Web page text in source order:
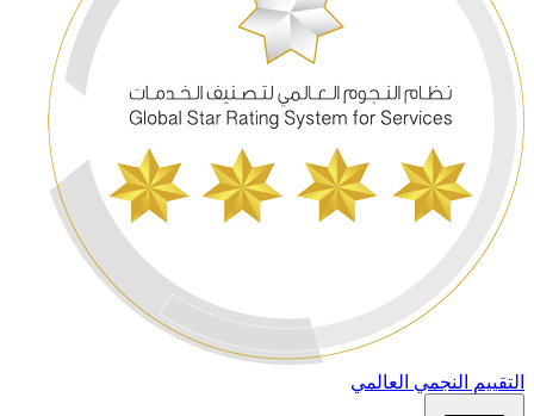
التقييم النجمي العالمي